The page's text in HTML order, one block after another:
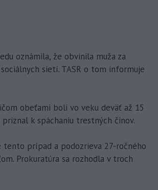
oznámila, že obvinila muža za
sietí. TASR o tom informuje
obeťami boli vo veku deväť až 15
k spáchaniu trestných činov.
prípad a podozrieva 27-ročného
Prokuratúra sa rozhodla v troch